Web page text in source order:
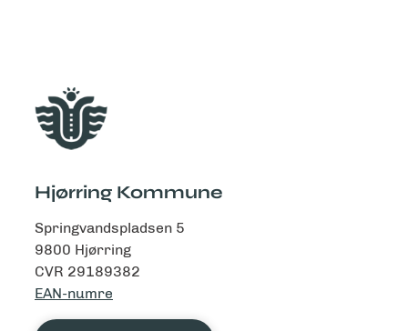
Hjørring Kommune
Springvandspladsen 5
9800 Hjørring
CVR 29189382
EAN-numre